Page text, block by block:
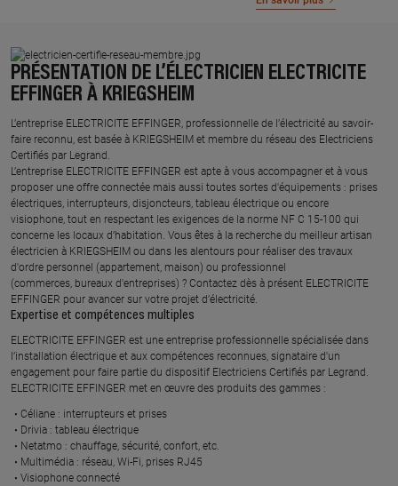
PRÉSENTATION DE L’ÉLECTRICIEN ELECTRICITE
EFFINGER À KRIEGSHEIM
L’entreprise ELECTRICITE EFFINGER, professionnelle de l’électricité au savoir-
faire reconnu, est basée à KRIEGSHEIM et membre du réseau des Electriciens
Certifiés par Legrand.​
L’entreprise ELECTRICITE EFFINGER est apte à vous accompagner et à vous
proposer une offre connectée mais aussi toutes sortes d'équipements : prises
électriques, interrupteurs, disjoncteurs, tableau électrique ou encore
visiophone, tout en respectant les exigences de la norme NF C 15-100 qui
concerne les locaux d’habitation. Vous êtes à la recherche du meilleur artisan
électricien à KRIEGSHEIM ou dans les alentours pour réaliser des travaux
d'ordre personnel (appartement, maison) ou professionnel
(commerces, bureaux d'entreprises) ? Contactez dès à présent ELECTRICITE
EFFINGER pour avancer sur votre projet d’électricité.
Expertise et compétences multiples​
​ELECTRICITE EFFINGER est une entreprise professionnelle spécialisée dans
l’installation électrique et aux compétences reconnues, ​signataire d'un
engagement pour faire partie du dispositif Electriciens Certifiés par Legrand​.
ELECTRICITE EFFINGER met en œuvre des produits des gammes : ​
Céliane : interrupteurs et prises ​
Drivia : tableau électrique ​
Netatmo : chauffage, sécurité, confort, etc.​
Multimédia : réseau, Wi-Fi, prises RJ45​
Visiophone connecté​